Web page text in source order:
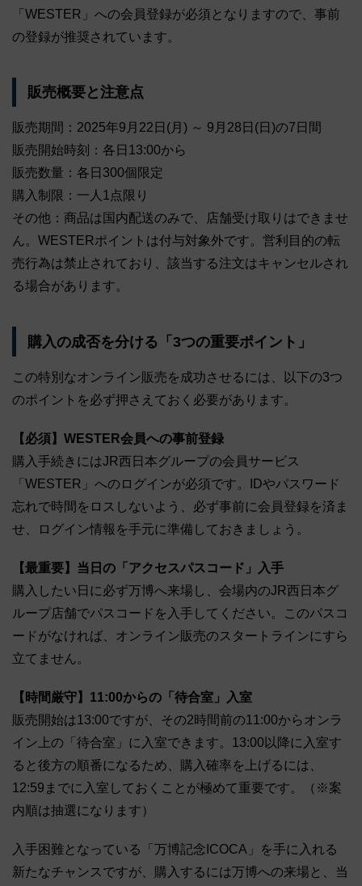
「WESTER」への会員登録が必須となりますので、事前
の登録が推奨されています。
販売概要と注意点
販売期間：2025年9月22日(月) ～ 9月28日(日)の7日間
販売開始時刻：各日13:00から
販売数量：各日300個限定
購入制限：一人1点限り
その他：商品は国内配送のみで、店舗受け取りはできませ
ん。WESTERポイントは付与対象外です。営利目的の転
売行為は禁止されており、該当する注文はキャンセルされ
る場合があります。
購入の成否を分ける「3つの重要ポイント」
この特別なオンライン販売を成功させるには、以下の3つ
のポイントを必ず押さえておく必要があります。
【必須】WESTER会員への事前登録
購入手続きにはJR西日本グループの会員サービス
「WESTER」へのログインが必須です。IDやパスワード
忘れで時間をロスしないよう、必ず事前に会員登録を済ま
せ、ログイン情報を手元に準備しておきましょう。
【最重要】当日の「アクセスパスコード」入手
購入したい日に必ず万博へ来場し、会場内のJR西日本グ
ループ店舗でパスコードを入手してください。このパスコ
ードがなければ、オンライン販売のスタートラインにすら
立てません。
【時間厳守】11:00からの「待合室」入室
販売開始は13:00ですが、その2時間前の11:00からオンラ
イン上の「待合室」に入室できます。13:00以降に入室す
ると後方の順番になるため、購入確率を上げるには、
12:59までに入室しておくことが極めて重要です。（※案
内順は抽選になります）
入手困難となっている「万博記念ICOCA」を手に入れる
新たなチャンスですが、購入するには万博への来場と、当